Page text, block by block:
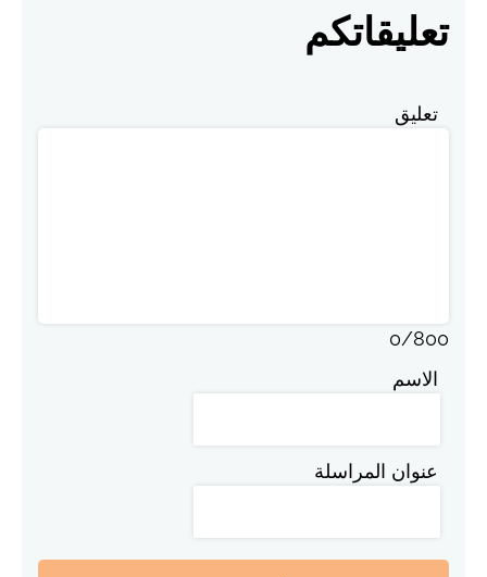
تعليقاتكم
تعليق
0/800
الاسم
عنوان المراسلة